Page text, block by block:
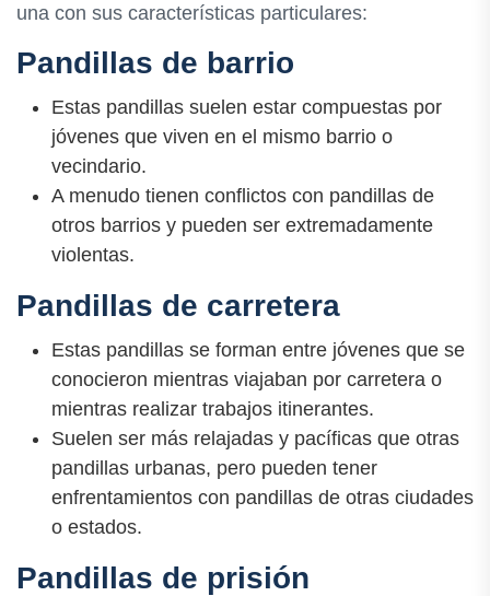
una con sus características particulares:
Pandillas de barrio
Estas pandillas suelen estar compuestas por
jóvenes que viven en el mismo barrio o
vecindario.
A menudo tienen conflictos con pandillas de
otros barrios y pueden ser extremadamente
violentas.
Pandillas de carretera
Estas pandillas se forman entre jóvenes que se
conocieron mientras viajaban por carretera o
mientras realizar trabajos itinerantes.
Suelen ser más relajadas y pacíficas que otras
pandillas urbanas, pero pueden tener
enfrentamientos con pandillas de otras ciudades
o estados.
Pandillas de prisión